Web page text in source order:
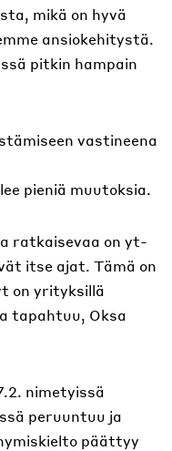
mikä on hyvä
ansiokehitystä.
pitkin hampain
vastineena
pieniä muutoksia.
ratkaisevaa on yt-
itse ajat. Tämä on
on yrityksillä
tapahtuu, Oksa
nimetyissä
peruuntuu ja
päättyy